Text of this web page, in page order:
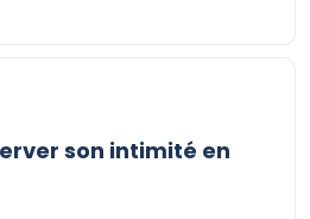
son intimité en